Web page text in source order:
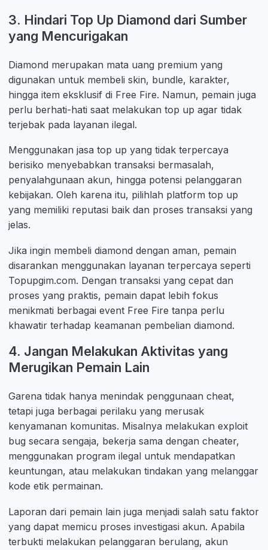
3. Hindari Top Up Diamond dari Sumber
yang Mencurigakan
Diamond merupakan mata uang premium yang
digunakan untuk membeli skin, bundle, karakter,
hingga item eksklusif di Free Fire. Namun, pemain juga
perlu berhati-hati saat melakukan top up agar tidak
terjebak pada layanan ilegal.
Menggunakan jasa top up yang tidak terpercaya
berisiko menyebabkan transaksi bermasalah,
penyalahgunaan akun, hingga potensi pelanggaran
kebijakan. Oleh karena itu, pilihlah platform top up
yang memiliki reputasi baik dan proses transaksi yang
jelas.
Jika ingin membeli diamond dengan aman, pemain
disarankan menggunakan layanan terpercaya seperti
Topupgim.com. Dengan transaksi yang cepat dan
proses yang praktis, pemain dapat lebih fokus
menikmati berbagai event Free Fire tanpa perlu
khawatir terhadap keamanan pembelian diamond.
4. Jangan Melakukan Aktivitas yang
Merugikan Pemain Lain
Garena tidak hanya menindak penggunaan cheat,
tetapi juga berbagai perilaku yang merusak
kenyamanan komunitas. Misalnya melakukan exploit
bug secara sengaja, bekerja sama dengan cheater,
menggunakan program ilegal untuk mendapatkan
keuntungan, atau melakukan tindakan yang melanggar
kode etik permainan.
Laporan dari pemain lain juga menjadi salah satu faktor
yang dapat memicu proses investigasi akun. Apabila
terbukti melakukan pelanggaran berulang, akun